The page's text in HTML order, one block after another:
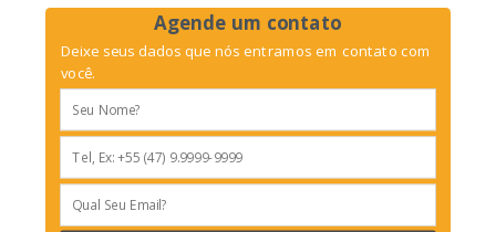
Agende um contato
Deixe seus dados que nós entramos em contato com
você.